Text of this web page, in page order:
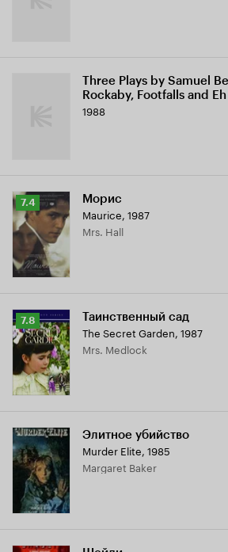
Three Plays by Samuel
Rockaby, Footfalls and
1988
Рейтинг
Кинопоиска
7.4
7.4 Морис
Maurice, 1987
Mrs. Hall
Рейтинг
Кинопоиска
7.8
7.8 Таинственный сад
The Secret Garden, 1987
Mrs. Medlock
Элитное убийство
Murder Elite, 1985
Margaret Baker